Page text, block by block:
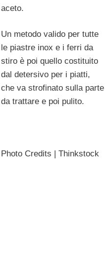
aceto.
Un metodo valido per tutte
le piastre inox e i ferri da
stiro è poi quello costituito
dal detersivo per i piatti,
che va strofinato sulla parte
da trattare e poi pulito.
Photo Credits | Thinkstock